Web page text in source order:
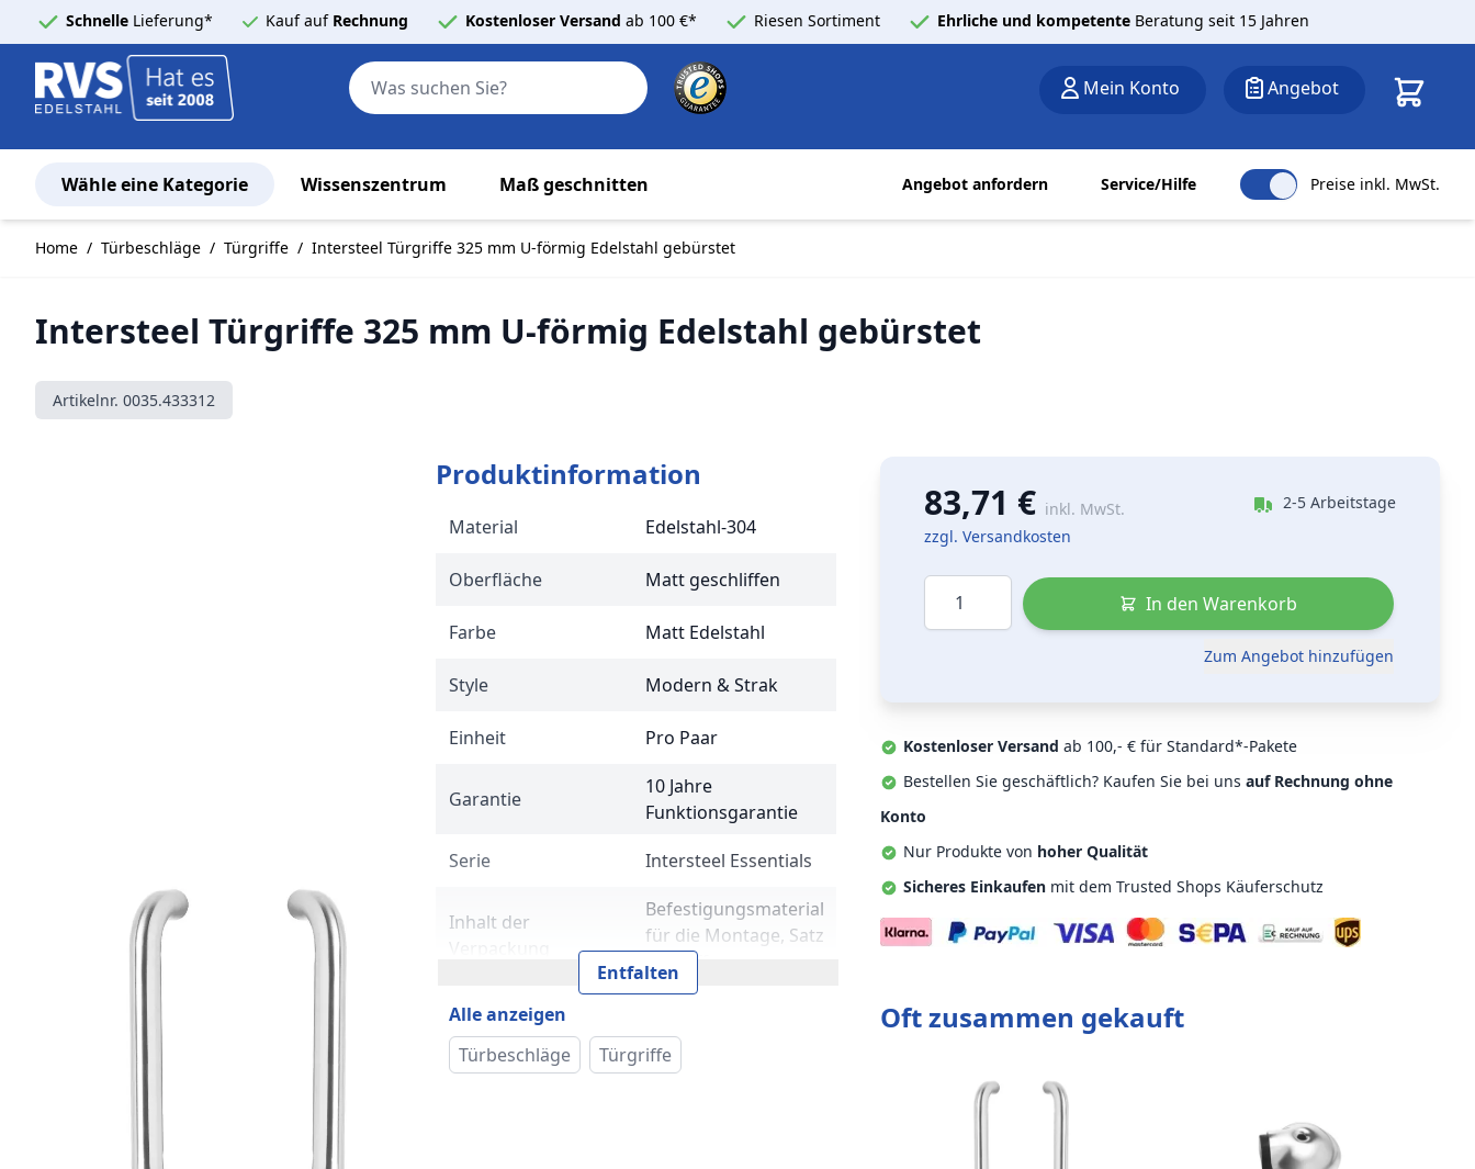
Schnelle Lieferung* Kauf auf Rechnung Kostenloser Versand ab 100 €* Riesen Sortiment Ehrliche und kompetente Beratung seit 15 Jahren
Search
Mein Konto Angebot
Wähle eine Kategorie Wissenszentrum Maß geschnitten Angebot anfordern Service/Hilfe Preise inkl. MwSt.
Home / Türbeschläge / Türgriffe / Intersteel Türgriffe 325 mm U-förmig Edelstahl gebürstet
Intersteel Türgriffe 325 mm U-förmig Edelstahl gebürstet
Artikelnr. 0035.433312
Produktinformation
Material Edelstahl-304
Oberfläche Matt geschliffen
Farbe Matt Edelstahl
Style Modern & Strak
Einheit Pro Paar
Garantie
10 Jahre
Funktionsgarantie
Serie
Intersteel Essentials
Inhalt der
Verpackung
Befestigungsmaterial
für die Montage, Satz
Türgriffe
Inhalt der
Verpackung
für die Montage, Set
Türgriffe
Entfalten
Alle anzeigen
Türbeschläge
Türgriffe
Beschreibung
83,71 € inkl. MwSt.
zzgl. Versandkosten
2-5 Arbeitstage
Menge
In den Warenkorb
Zum Angebot hinzufügen
Kostenloser Versand ab 100,- € für Standard*-Pakete
Bestellen Sie geschäftlich? Kaufen Sie bei uns auf Rechnung ohne
Konto
Nur Produkte von hoher Qualität
Sicheres Einkaufen mit dem Trusted Shops Käuferschutz
Oft zusammen gekauft